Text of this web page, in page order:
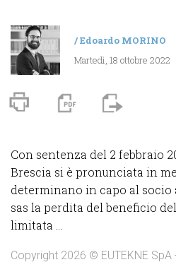
/Edoardo MORINO
Martedì, 18 ottobre 2022
Con sentenza del 2 febbraio
Brescia si è pronunciata in
determinano in capo al socio
sas la perdita del beneficio
limitata ...
Copyright 2026 © EUTEKNE